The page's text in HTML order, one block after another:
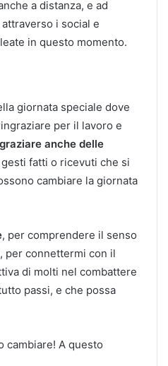
a distanza, e ad
i social e
in questo momento.
giornata speciale dove
per il lavoro e
anche delle
fatti o ricevuti che si
cambiare la giornata
, per comprendere il senso
per connettermi con il
di molti nel combattere
passi, e che possa
cambiare! A questo